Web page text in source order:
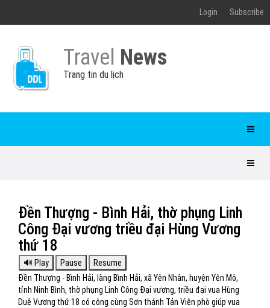
Login Subscribe
Travel News
Trang tin du lịch
Đền Thượng - Bình Hải, thờ phụng Linh
Công Đại vương triều đại Hùng Vương
thứ 18
Đền Thượng - Bình Hải, làng Bình Hải, xã Yên Nhân, huyện Yên Mô,
tỉnh Ninh Bình, thờ phụng Linh Công Đại vương, triều đại vua Hùng
Duệ Vương thứ 18 có công cùng Sơn thánh Tản Viên phò giúp vua